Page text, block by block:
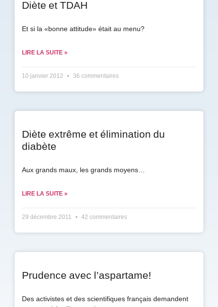
Diète et TDAH
Et si la «bonne attitude» était au menu?
LIRE LA SUITE »
10 janvier 2012 36 commentaires
Diète extrême et élimination du
diabète
Aux grands maux, les grands moyens…
LIRE LA SUITE »
29 décembre 2011 42 commentaires
Prudence avec l’aspartame!
Des activistes et des scientifiques français demandent